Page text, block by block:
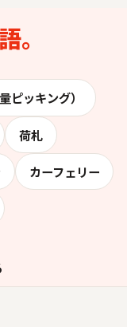
。
ピッキング）
荷札
カーフェリー